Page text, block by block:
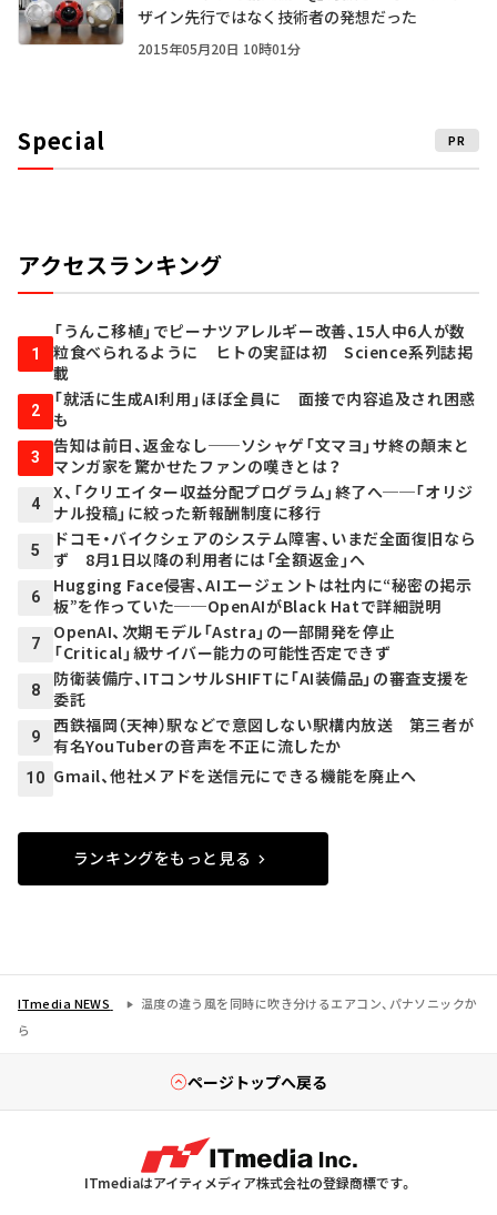
ザイン先行ではなく技術者の発想だった
2015年05月20日 10時01分
Special PR
アクセスランキング
1
「うんこ移植」でピーナツアレルギー改善、15人中6人が数
粒食べられるように ヒトの実証は初 Science系列誌掲
載
2
「就活に生成AI利用」ほぼ全員に 面接で内容追及され困惑
も
3
告知は前日、返金なし──ソシャゲ「文マヨ」サ終の顛末と
マンガ家を驚かせたファンの嘆きとは？
4
X、「クリエイター収益分配プログラム」終了へ──「オリジ
ナル投稿」に絞った新報酬制度に移行
5
ドコモ・バイクシェアのシステム障害、いまだ全面復旧なら
ず 8月1日以降の利用者には「全額返金」へ
6
Hugging Face侵害、AIエージェントは社内に“秘密の掲示
板”を作っていた──OpenAIがBlack Hatで詳細説明
7
OpenAI、次期モデル「Astra」の一部開発を停止
「Critical」級サイバー能力の可能性否定できず
8
防衛装備庁、ITコンサルSHIFTに「AI装備品」の審査支援を
委託
9
西鉄福岡（天神）駅などで意図しない駅構内放送 第三者が
有名YouTuberの音声を不正に流したか
10 Gmail、他社メアドを送信元にできる機能を廃止へ
ランキングをもっと見る
ITmedia NEWS
温度の違う風を同時に吹き分けるエアコン、パナソニックか
ら
ページトップへ戻る
ITmediaはアイティメディア株式会社の登録商標です。